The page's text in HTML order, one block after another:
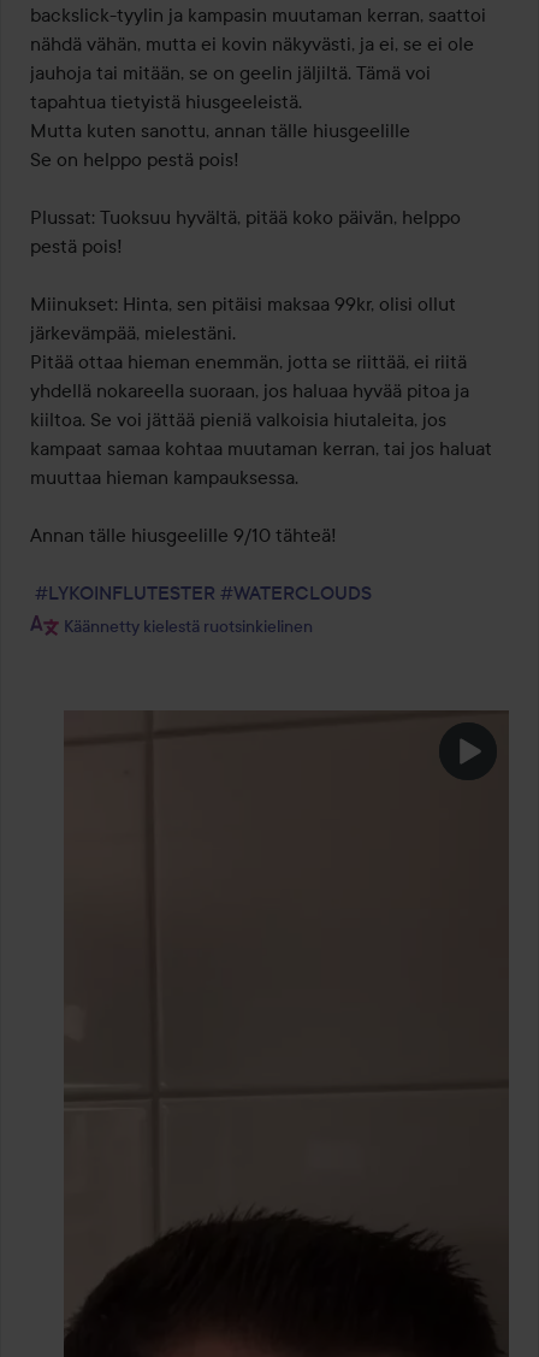
backslick-tyylin ja kampasin muutaman kerran, saattoi
nähdä vähän, mutta ei kovin näkyvästi, ja ei, se ei ole
jauhoja tai mitään, se on geelin jäljiltä. Tämä voi
tapahtua tietyistä hiusgeeleistä.
Mutta kuten sanottu, annan tälle hiusgeelille
Se on helppo pestä pois!
Plussat: Tuoksuu hyvältä, pitää koko päivän, helppo
pestä pois!
Miinukset: Hinta, sen pitäisi maksaa 99kr, olisi ollut
järkevämpää, mielestäni.
Pitää ottaa hieman enemmän, jotta se riittää, ei riitä
yhdellä nokareella suoraan, jos haluaa hyvää pitoa ja
kiiltoa. Se voi jättää pieniä valkoisia hiutaleita, jos
kampaat samaa kohtaa muutaman kerran, tai jos haluat
muuttaa hieman kampauksessa.
Annan tälle hiusgeelille 9/10 tähteä!
#LYKOINFLUTESTER #WATERCLOUDS
Käännetty kielestä ruotsinkielinen